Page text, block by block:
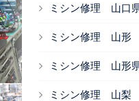
ミシン修理 山口
ミシン修理 山形
ミシン修理 山形
ミシン修理 山梨